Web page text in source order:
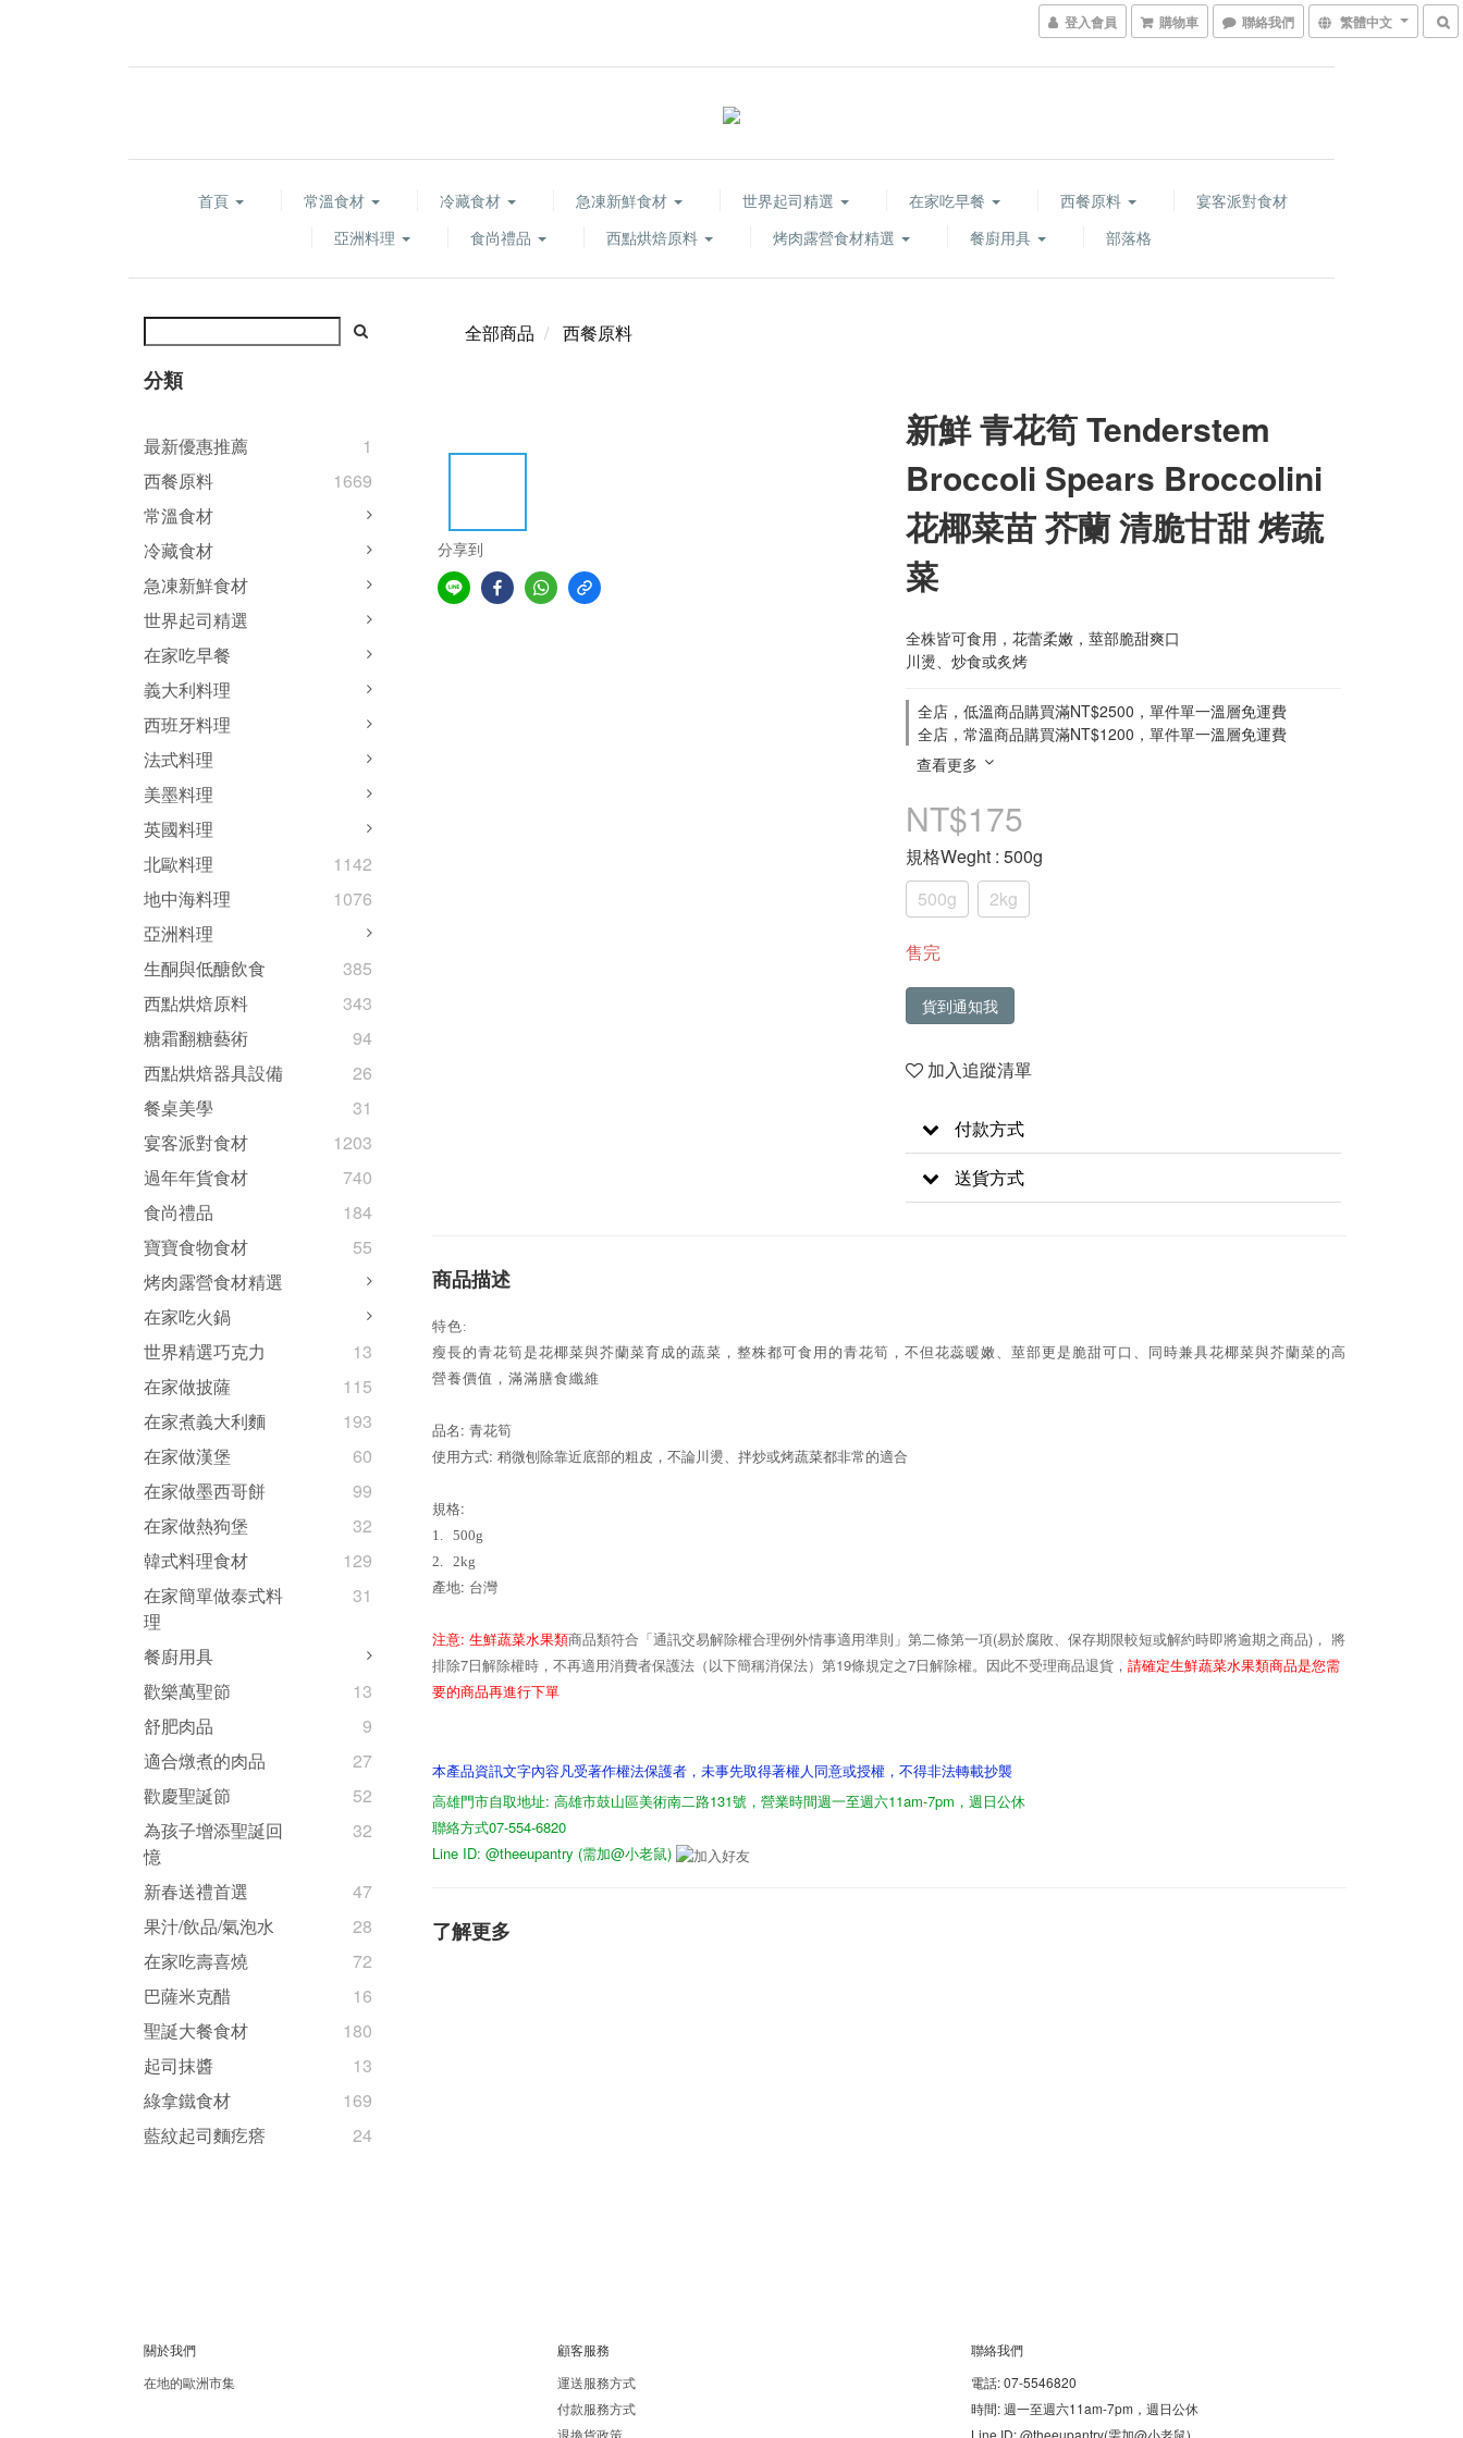
登入會員 購物車 聯絡我們 繁體中文
首頁 常溫食材 冷藏食材 急凍新鮮食材 世界起司精選 在家吃早餐 西餐原料
宴客派對食材
亞洲料理
食尚禮品 西點烘焙原料 烤肉露營食材精選 餐廚用具 部落格
分類
最新優惠推薦
1
西餐原料
1669
常溫食材
冷藏食材
急凍新鮮食材
世界起司精選
在家吃早餐
義大利料理
西班牙料理
法式料理
美墨料理
英國料理
北歐料理
1142
地中海料理
1076
亞洲料理
生酮與低醣飲食
385
西點烘焙原料
343
糖霜翻糖藝術
94
西點烘焙器具設備
26
餐桌美學
31
宴客派對食材
1203
過年年貨食材
740
食尚禮品
184
寶寶食物食材
55
烤肉露營食材精選
在家吃火鍋
世界精選巧克力
13
在家做披薩
115
在家煮義大利麵
193
在家做漢堡
60
在家做墨西哥餅
99
在家做熱狗堡
32
韓式料理食材
129
在家簡單做泰式料
理
31
餐廚用具
歡樂萬聖節
13
舒肥肉品
9
適合燉煮的肉品
27
歡慶聖誕節
52
為孩子增添聖誕回
憶
32
新春送禮首選
47
果汁/飲品/氣泡水
28
在家吃壽喜燒
72
巴薩米克醋
16
聖誕大餐食材
180
起司抹醬
13
綠拿鐵食材
169
藍紋起司麵疙瘩
24
全部商品 西餐原料
分享到
新鮮 青花筍 Tenderstem
Broccoli Spears Broccolini
花椰菜苗 芥蘭 清脆甘甜 烤蔬
菜
全株皆可食用，花蕾柔嫩，莖部脆甜爽口
川燙、炒食或炙烤
全店，低溫商品購買滿NT$2500，單件單一溫層免運費
全店，常溫商品購買滿NT$1200，單件單一溫層免運費
查看更多
NT$175
規格Weght : 500g
500g
2kg
售完
貨到通知我
加入追蹤清單
付款方式
送貨方式
商品描述
特色:
瘦長的青花筍是花椰菜與芥蘭菜育成的蔬菜，整株都可食用的青花筍，不但花蕊暖嫩、莖部更是脆甜可口、同時兼具花椰菜與芥蘭菜的高
營養價值，滿滿膳食纖維
品名 : 青花筍
使用方式: 稍微刨除靠近底部的粗皮，不論川燙、拌炒或烤蔬菜都非常的適合
規格:
1. 500g
2. 2kg
產地: 台灣
注意: 生鮮蔬菜水果類商品類符合「通訊交易解除權合理例外情事適用準則」第二條第一項(易於腐敗、保存期限較短或解約時即將逾期之商品) ， 將
排除7 日解除權時，不再適用消費者保護法（以下簡稱消保法）第19條規定之7 日解除權。因此不受理商品退貨， 請確定生鮮蔬菜水果類商品是您需
要的商品再進行下單
本產品資訊文字內容凡受著作權法保護者，未事先取得著權人同意或授權，不得非法轉載抄襲
高雄門市自取地址: 高雄市鼓山區美術南二路131號，營業時間週一至週六11am-7pm，週日公休
聯絡方式07-554-6820
Line ID: @theeupantry (需加@小老鼠)
了解更多
關於我們
在地的歐洲市集
顧客服務
運送服務方式
付款服務方式
聯絡我們
電話: 07-5546820
時間: 週一至週六11am-7pm，週日公休